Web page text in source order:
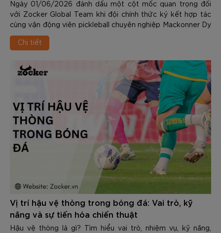
Ngày 01/06/2026 đánh dấu một cột mốc quan trọng đối
với Zocker Global Team khi đội chính thức ký kết hợp tác
cùng vận động viên pickleball chuyên nghiệp Mackonner Dy
- một trong những tài năng trẻ nổi bật nhất của làng
pickleball quốc tế hiện nay.
Chi tiết
Vị trí hậu vệ thòng trong bóng đá: Vai trò, kỹ
năng và sự tiến hóa chiến thuật
Hậu vệ thòng là gì? Tìm hiểu vai trò, nhiệm vụ, kỹ năng,